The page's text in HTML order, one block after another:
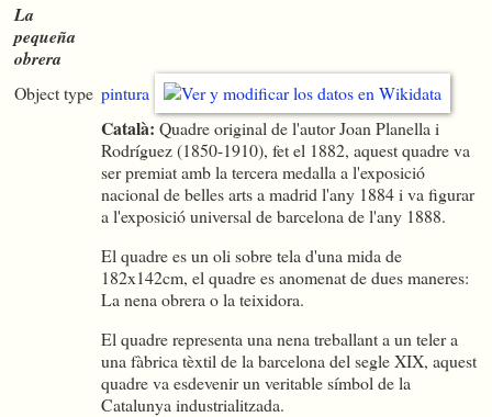
La
pequeña
obrera
Object type pintura
Català: Quadre original de l'autor Joan Planella i
Rodríguez (1850-1910), fet el 1882, aquest quadre va
ser premiat amb la tercera medalla a l'exposició
nacional de belles arts a madrid l'any 1884 i va figurar
a l'exposició universal de barcelona de l'any 1888.
El quadre es un oli sobre tela d'una mida de
182x142cm, el quadre es anomenat de dues maneres:
La nena obrera o la teixidora.
El quadre representa una nena treballant a un teler a
una fàbrica tèxtil de la barcelona del segle XIX, aquest
quadre va esdevenir un veritable símbol de la
Catalunya industrialitzada.